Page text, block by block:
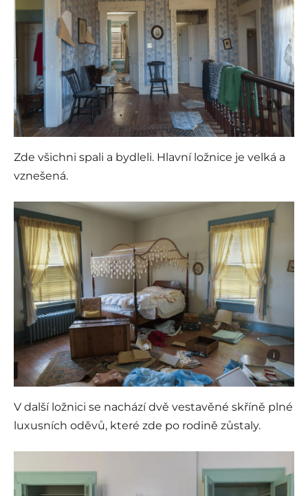
i
Zde všichni spali a bydleli. Hlavní ložnice je velká a
vznešená.
i
V další ložnici se nachází dvě vestavěné skříně plné
luxusních oděvů, které zde po rodině zůstaly.